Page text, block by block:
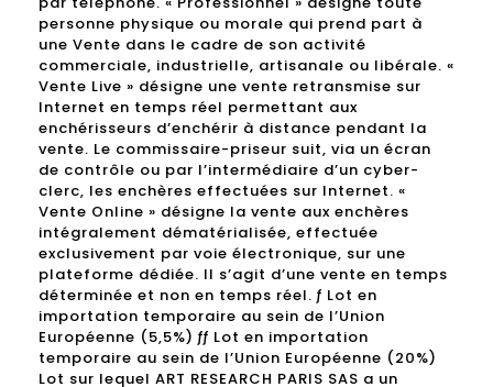
personne physique ou morale qui prend part à
une Vente dans le cadre de son activité
commerciale, industrielle, artisanale ou libérale. «
Vente Live » désigne une vente retransmise sur
Internet en temps réel permettant aux
enchérisseurs d’enchérir à distance pendant la
vente. Le commissaire-priseur suit, via un écran
de contrôle ou par l’intermédiaire d’un cyber-
clerc, les enchères effectuées sur Internet. «
Vente Online » désigne la vente aux enchères
intégralement dématérialisée, effectuée
exclusivement par voie électronique, sur une
plateforme dédiée. Il s’agit d’une vente en temps
déterminée et non en temps réel. ƒ Lot en
importation temporaire au sein de l’Union
Européenne (5,5%) ƒƒ Lot en importation
temporaire au sein de l’Union Européenne (20%)
Lot sur lequel ART RESEARCH PARIS SAS a un